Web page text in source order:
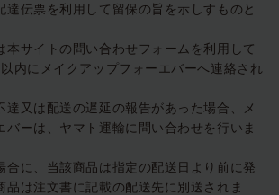
達伝票を利用して留保の旨を示しすものと
本サイトの問い合わせフォームを利用して
内にメイクアップフォーエバーへ連絡され
達又は配送の遅延の報告があった場合、メ
バーは、ヤマト運輸に問い合わせを行いま
合に、当該商品は指定の配送日より前に発
品は注文書に記載の配送先に別送されま